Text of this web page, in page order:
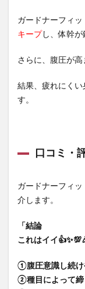
ガードナーフィ
キープし、体幹が
さらに、腹圧が高
結果、疲れにくい
す。
口コミ・
ガードナーフィ
介します。
「結論
これはイイ
①腹圧意識し続け
②種目によって締